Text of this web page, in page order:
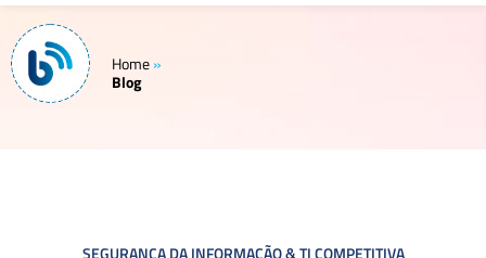
Home »
Blog
SEGURANÇA DA INFORMAÇÃO & TI COMPETITIVA